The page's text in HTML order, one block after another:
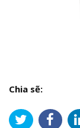
Chia sẽ: